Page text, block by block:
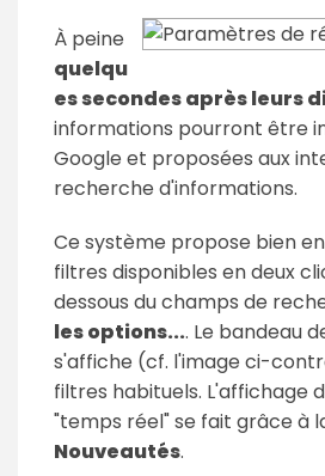
À peine
quelqu
es secondes après leurs
informations pourront être
Google et proposées aux
recherche d'informations.
Ce système propose bien
filtres disponibles en deux
dessous du champs de
les options.... Le bandeau
s'affiche (cf. l'image ci-
filtres habituels. L'affichage
"temps réel" se fait grâce à
Nouveautés.